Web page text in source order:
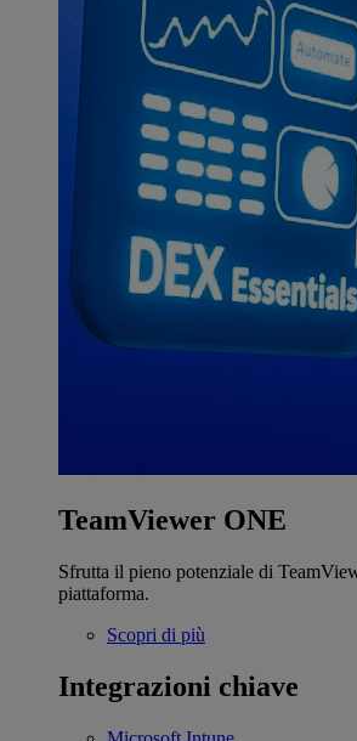
TeamViewer ONE
Sfrutta il pieno potenziale di
piattaforma.
Scopri di più
Integrazioni chiave